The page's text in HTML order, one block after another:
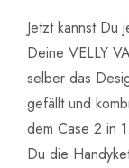
Jetzt kannst Du
Deine VELLY
selber das
gefällt und
dem Case 2 in
Du die